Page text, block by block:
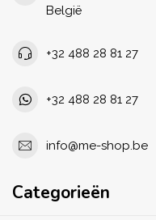
België
+32 488 28 81 27
+32 488 28 81 27
info@me-shop.be
Categorieën